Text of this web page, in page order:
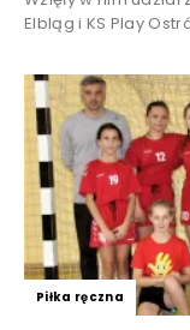
Elbląg i KS Play
Piłka ręczna